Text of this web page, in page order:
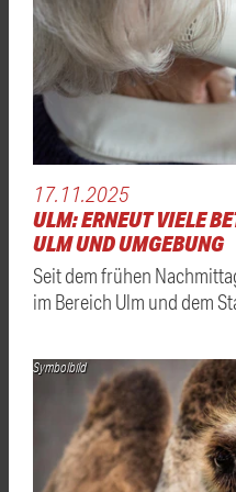
17.11.2025
ULM: ERNEUT VIELE
ULM UND UMGEBUNG
Seit dem frühen
im Bereich Ulm und dem
Symbolbild